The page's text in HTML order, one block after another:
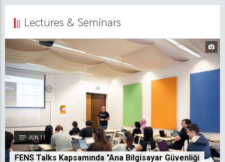
Lectures & Seminars
JUN 11
FENS Talks Kapsamında "Ana Bilgisayar Güvenliği